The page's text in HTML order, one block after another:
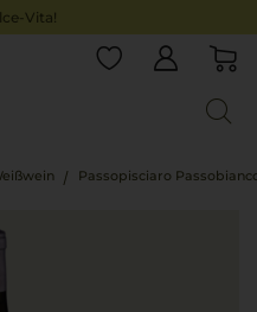
Vita!
Passopisciaro